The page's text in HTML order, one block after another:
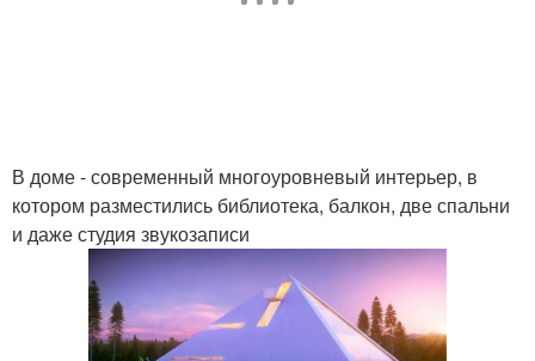
В доме - современный многоуровневый интерьер, в
котором разместились библиотека, балкон, две спальни
и даже студия звукозаписи